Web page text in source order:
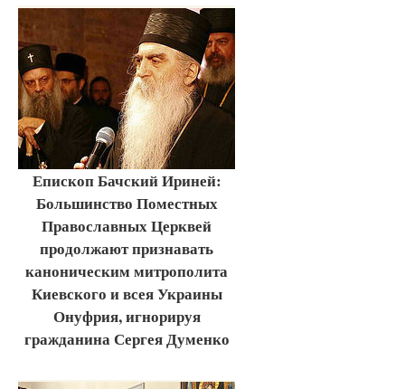
Епископ Бачский Ириней:
Большинство Поместных
Православных Церквей
продолжают признавать
каноническим митрополита
Киевского и всея Украины
Онуфрия, игнорируя
гражданина Сергея Думенко